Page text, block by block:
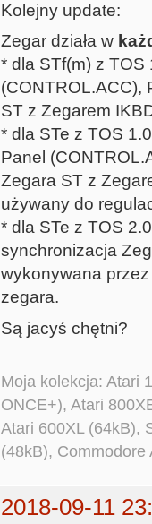
Kolejny update:
Zegar działa w
* dla STf(m) z
(CONTROL.ACC),
ST z Zegarem
* dla STe z TOS
Panel
Zegara ST z
używany do
* dla STe z TOS
synchronizacja
wykonywana
zegara.
Są jacyś chętni?
Moja kolekcja: Atari
ONCE+), Atari
Atari 600XL (64kB),
(48kB),
2018-09-11